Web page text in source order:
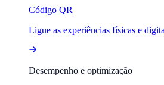
Código QR
Ligue as experiências físicas e
Desempenho e optimização